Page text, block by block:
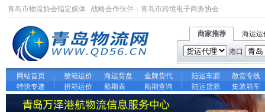
青岛市物流协会指定媒体 战略合作伙伴： 青岛市跨境电子商务协会
商家推荐 海运运
港口
网站首页 整箱运价 海运货盘 金牌货代 陆运车源
散货专线
特快专递
拼箱运价 船期表 船期查询 陆运货源 集装箱车